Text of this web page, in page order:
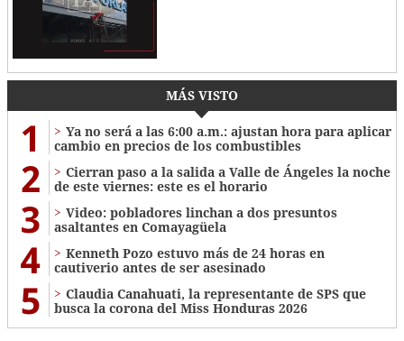
MÁS VISTO
1
Ya no será a las 6:00 a.m.: ajustan hora para aplicar
cambio en precios de los combustibles
2
Cierran paso a la salida a Valle de Ángeles la noche
de este viernes: este es el horario
3
Video: pobladores linchan a dos presuntos
asaltantes en Comayagüela
4
Kenneth Pozo estuvo más de 24 horas en
cautiverio antes de ser asesinado
5
Claudia Canahuati, la representante de SPS que
busca la corona del Miss Honduras 2026